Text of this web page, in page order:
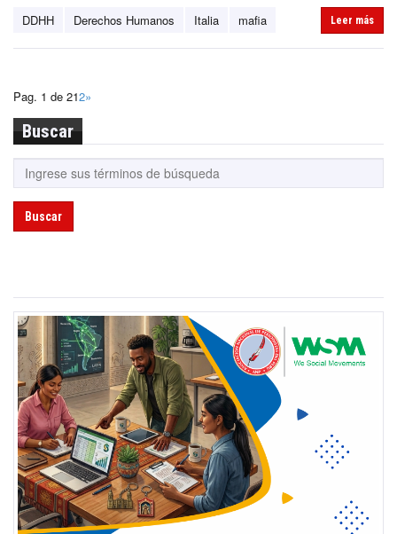
DDHH Derechos Humanos Italia mafia Leer más
Pag. 1 de 212»
Buscar
Buscar